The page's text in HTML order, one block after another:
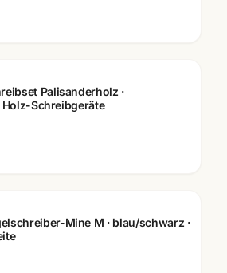
Palisanderholz ·
Holz-Schreibgeräte
Mine M · blau/schwarz ·